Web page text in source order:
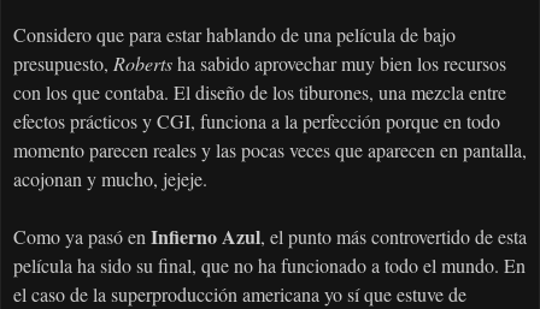
Considero que para estar hablando de una película de bajo
presupuesto, Robertsha sabido aprovechar muy bien los recursos
con los que contaba. El diseño de los tiburones, una mezcla entre
efectos prácticos y CGI, funciona a la perfección porque en todo
momento parecen reales y las pocas veces que aparecen en pantalla,
acojonan y mucho, jejeje.
Como ya pasó enInfierno Azul, el punto más controvertido de esta
película ha sido su final, que no ha funcionado a todo el mundo. En
el caso de la superproducción americana yo sí que estuve de